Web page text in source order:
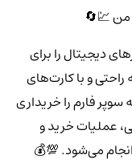
💹🔄
دیجیتال را برای
و با کارت‌های
فارم را خریداری
عملیات خرید و
می‌شود. 💯💰